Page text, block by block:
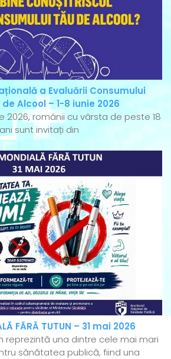
a Evaluării Consumului
Alcool – 1-8 iunie 2026
2026, românii cu vârsta de peste 18
ani sunt invitați din
FĂRĂ TUTUN – 31 mai 2026
reprezintă una dintre cele mai mari
sănătatea publică, fiind una